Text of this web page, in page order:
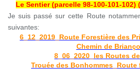
Le Sentier (parcelle 98-100-101-102)
Je suis passé sur cette Route
suivantes:
6_12_2019_Route Forestière des
Chemin de
8_06_2020_les Routes
Trouée des Bonhommes_Route